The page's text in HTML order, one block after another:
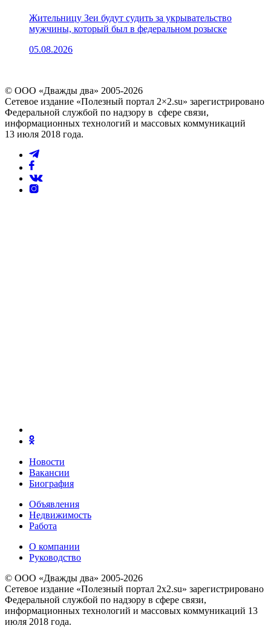
Жительницу Зеи будут судить за укрывательство
мужчины, который был в федеральном розыске
05.08.2026
© ООО «Дважды два» 2005-2026
Сетевое издание «Полезный портал 2×2.su» зарегистрировано
Федеральной службой по надзору в сфере связи,
информационных технологий и массовых коммуникаций
13 июля 2018 года.
Новости
Вакансии
Биография
Объявления
Недвижимость
Работа
О компании
Руководство
© ООО «Дважды два» 2005-2026
Сетевое издание «Полезный портал 2x2.su» зарегистрировано
Федеральной службой по надзору в сфере связи,
информационных технологий и массовых коммуникаций 13
июля 2018 года.